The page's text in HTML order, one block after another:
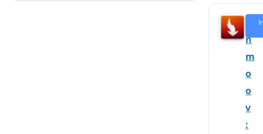
n
m
o
o
v
: